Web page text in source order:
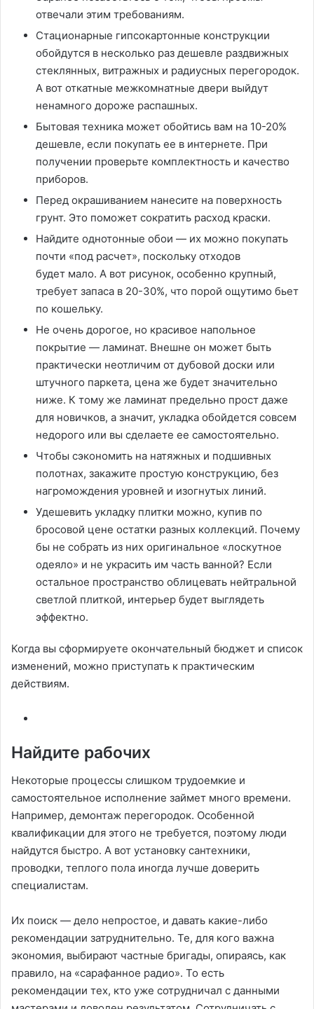
отвечали этим требованиям.
Стацио­нарные гипсокартонные конструкции
обойдутся в несколько раз дешевле раздвижных
стеклянных, витражных и радиусных перегородок.
А вот откатные межкомнатные двери выйдут
ненамного дороже распашных.
Бытовая техника может обойтись вам на 10-20%
дешевле, если покупать ее в интернете. При
получении проверьте комплектность и качество
приборов.
Перед окрашиванием нанесите на поверхность
грунт. Это поможет сократить расход краски.
Найдите однотонные обои — их можно покупать
почти «под расчет», поскольку отходов
будет мало. А вот рисунок, особенно крупный,
требует запаса в 20-30%, что порой ощутимо бьет
по кошельку.
Не очень дорогое, но красивое напольное
покрытие — ламинат. Внешне он может быть
практически неотличим от дубовой доски или
штучного паркета, цена же будет значительно
ниже. К тому же ламинат предельно прост даже
для новичков, а значит, укладка обойдется совсем
недорого или вы сделаете ее самостоятельно.
Чтобы сэкономить на натяжных и подшивных
полотнах, закажите простую конструкцию, без
нагромождения уровней и изогнутых линий.
Удешевить укладку плитки можно, купив по
бросовой цене остатки разных коллекций. Почему
бы не собрать из них оригинальное «лоскутное
одеяло» и не украсить им часть ванной? Если
остальное пространство облицевать нейтральной
светлой плиткой, интерьер будет выглядеть
эффектно.
Когда вы сформируете окончательный бюджет и список
изменений, можно приступать к практическим
действиям.
Найдите рабочих
Некоторые процессы слишком трудоемкие и
самостоятельное исполнение займет много времени.
Например, демонтаж перегородок. Особенной
квалификации для этого не требуется, поэтому люди
найдутся быстро. А вот установку сантехники,
проводки, теплого пола иногда лучше доверить
специалистам.
Их поиск — дело непростое, и давать какие-либо
рекомендации затруднительно. Те, для кого важна
экономия, выбирают частные бригады, опираясь, как
правило, на «сарафанное радио». То есть
рекомендации тех, кто уже сотрудничал с данными